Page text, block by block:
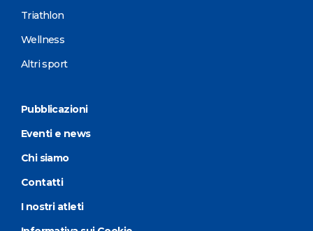
Triathlon
Wellness
Altri sport
Pubblicazioni
Eventi e news
Chi siamo
Contatti
I nostri atleti